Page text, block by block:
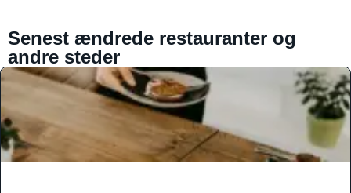
Senest ændrede restauranter og
andre steder